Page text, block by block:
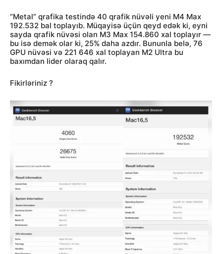
“Metal” qrafika testində 40 qrafik nüvəli yeni M4 Max
192.532 bal toplayıb. Müqayisə üçün qeyd edək ki, eyni
sayda qrafik nüvəsi olan M3 Max 154.860 xal toplayır —
bu isə demək olar ki, 25% daha azdır. Bununla belə, 76
GPU nüvəsi və 221 646 xal toplayan M2 Ultra bu
baxımdan lider olaraq qalır.
Fikirləriniz ?